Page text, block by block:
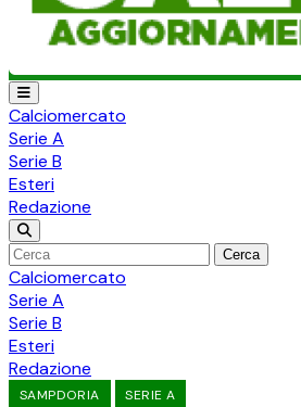
Calciomercato
Serie A
Serie B
Esteri
Redazione
Cerca
Calciomercato
Serie A
Serie B
Esteri
Redazione
SAMPDORIA SERIE A